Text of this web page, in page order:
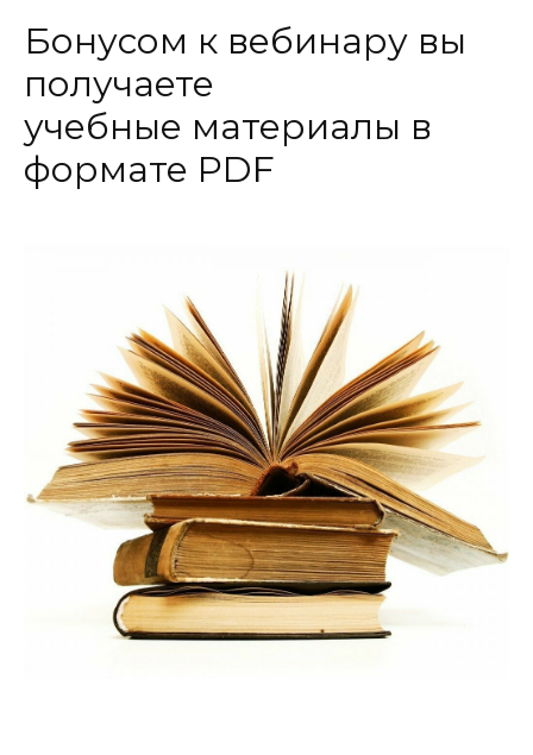
Бонусом к вебинару вы
получаете
учебные материалы в
формате PDF